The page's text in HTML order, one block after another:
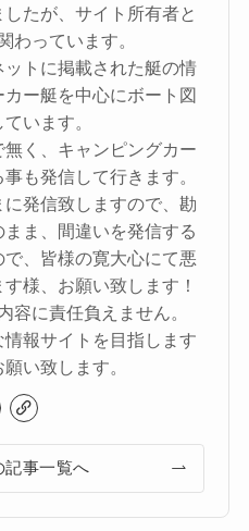
たが、サイト所有者と
わっています。
トに掲載された艇の情
ー艇を中心にボート図
います。
く、キャンピングカー
も発信して行きます。
発信致しますので、勘
ま、間違いを発信する
、皆様の寛大心にて悪
様、お願い致します！
容に責任負えません。
報サイトを目指します
い致します。
記事一覧へ